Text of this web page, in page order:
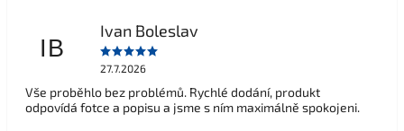
IB
Ivan Boleslav
27.7.2026
Vše proběhlo bez problémů. Rychlé dodání, produkt
odpovídá fotce a popisu a jsme s ním maximálně spokojeni.